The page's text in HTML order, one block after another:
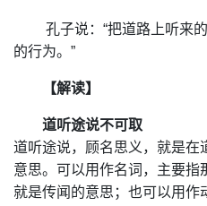
孔子说：“把道路上听来
的行为。”
【解读】
道听途说不可取
道听途说，顾名思义，就是在
意思。可以用作名词，主要
就是传闻的意思；也可以用作